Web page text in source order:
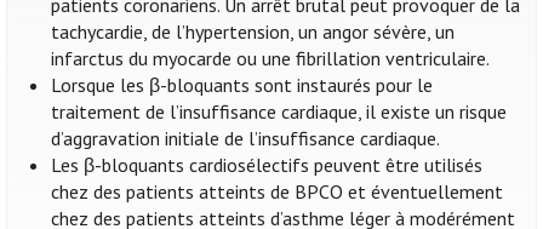
patients coronariens. Un arrêt brutal peut provoquer de la
tachycardie, de l’hypertension, un angor sévère, un
infarctus du myocarde ou une fibrillation ventriculaire.
Lorsque les β-bloquants sont instaurés pour le
traitement de l’insuffisance cardiaque, il existe un risque
d’aggravation initiale de l’insuffisance cardiaque.
Les β-bloquants cardiosélectifs peuvent être utilisés
chez des patients atteints de BPCO et éventuellement
chez des patients atteints d’asthme léger à modérément